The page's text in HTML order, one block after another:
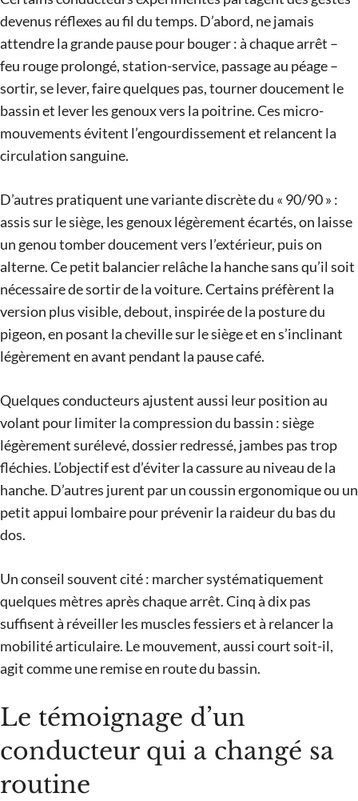
devenus réflexes au fil du temps. D’abord, ne jamais
attendre la grande pause pour bouger : à chaque arrêt –
feu rouge prolongé, station-service, passage au péage –
sortir, se lever, faire quelques pas, tourner doucement le
bassin et lever les genoux vers la poitrine. Ces micro-
mouvements évitent l’engourdissement et relancent la
circulation sanguine.
D’autres pratiquent une variante discrète du « 90/90 » :
assis sur le siège, les genoux légèrement écartés, on laisse
un genou tomber doucement vers l’extérieur, puis on
alterne. Ce petit balancier relâche la hanche sans qu’il soit
nécessaire de sortir de la voiture. Certains préfèrent la
version plus visible, debout, inspirée de la posture du
pigeon, en posant la cheville sur le siège et en s’inclinant
légèrement en avant pendant la pause café.
Quelques conducteurs ajustent aussi leur position au
volant pour limiter la compression du bassin : siège
légèrement surélevé, dossier redressé, jambes pas trop
fléchies. L’objectif est d’éviter la cassure au niveau de la
hanche. D’autres jurent par un coussin ergonomique ou un
petit appui lombaire pour prévenir la raideur du bas du
dos.
Un conseil souvent cité : marcher systématiquement
quelques mètres après chaque arrêt. Cinq à dix pas
suffisent à réveiller les muscles fessiers et à relancer la
mobilité articulaire. Le mouvement, aussi court soit-il,
agit comme une remise en route du bassin.
Le témoignage d’un
conducteur qui a changé sa
routine